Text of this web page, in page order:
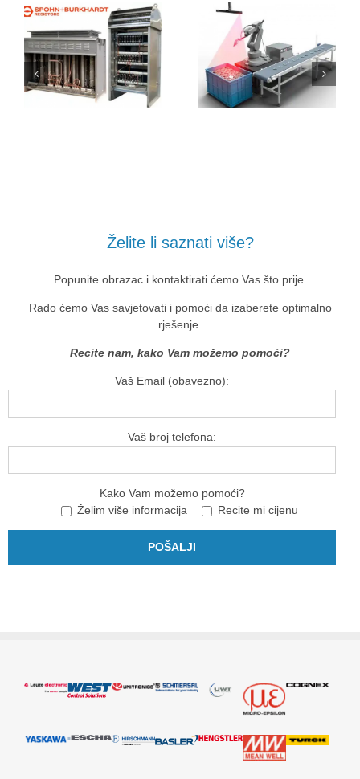
Želite li saznati više?
Popunite obrazac i kontaktirati ćemo Vas što prije.
Rado ćemo Vas savjetovati i pomoći da izaberete optimalno
rješenje.
Recite nam, kako Vam možemo pomoći?
Vaš Email (obavezno):
Vaš broj telefona:
Kako Vam možemo pomoći?
Želim više informacija
Recite mi cijenu